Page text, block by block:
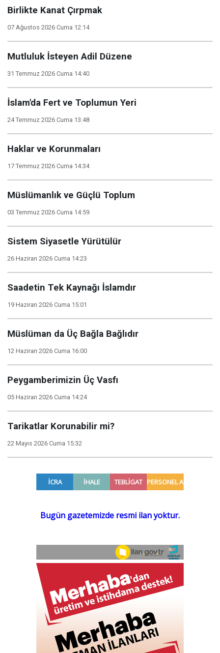
Birlikte Kanat Çırpmak
07 Ağustos 2026 Cuma 12:14
Mutluluk İsteyen Adil Düzene
31 Temmuz 2026 Cuma 14:40
İslam'da Fert ve Toplumun Yeri
24 Temmuz 2026 Cuma 13:48
Haklar ve Korunmaları
17 Temmuz 2026 Cuma 14:34
Müslümanlık ve Güçlü Toplum
03 Temmuz 2026 Cuma 14:59
Sistem Siyasetle Yürütülür
26 Haziran 2026 Cuma 14:23
Saadetin Tek Kaynağı İslamdır
19 Haziran 2026 Cuma 15:01
Müslüman da Üç Bağla Bağlıdır
12 Haziran 2026 Cuma 16:00
Peygamberimizin Üç Vasfı
05 Haziran 2026 Cuma 14:24
Tarikatlar Korunabilir mi?
22 Mayıs 2026 Cuma 15:32